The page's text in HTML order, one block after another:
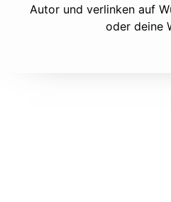
Autor und verlinken auf
oder deine